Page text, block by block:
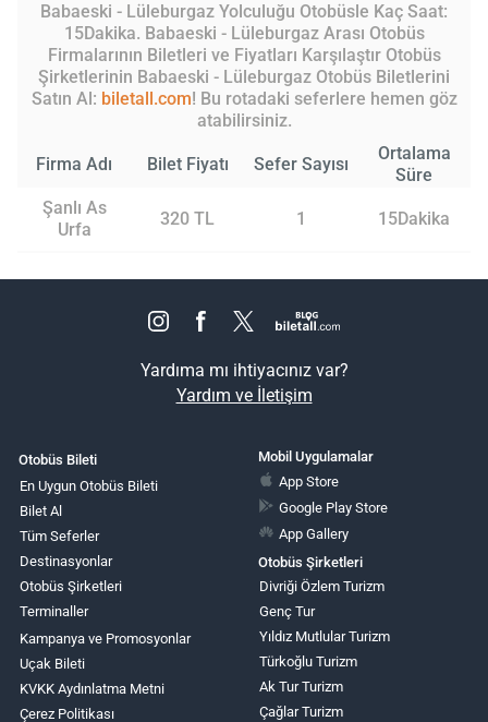
Babaeski - Lüleburgaz Yolculuğu Otobüsle Kaç Saat:
15Dakika. Babaeski - Lüleburgaz Arası Otobüs
Firmalarının Biletleri ve Fiyatları Karşılaştır Otobüs
Şirketlerinin Babaeski - Lüleburgaz Otobüs Biletlerini
Satın Al: biletall.com! Bu rotadaki seferlere hemen göz
atabilirsiniz.
Firma Adı Bilet Fiyatı Sefer Sayısı
Ortalama
Süre
Şanlı As
Urfa
320 TL 1 15Dakika
Yardıma mı ihtiyacınız var?
Yardım ve İletişim
Otobüs Bileti
En Uygun Otobüs Bileti
Bilet Al
Tüm Seferler
Destinasyonlar
Otobüs Şirketleri
Terminaller
Kampanya ve Promosyonlar
Uçak Bileti
KVKK Aydınlatma Metni
Çerez Politikası
Mobil Uygulamalar
App Store
Google Play Store
App Gallery
Otobüs Şirketleri
Divriği Özlem Turizm
Genç Tur
Yıldız Mutlular Turizm
Türkoğlu Turizm
Ak Tur Turizm
Çağlar Turizm